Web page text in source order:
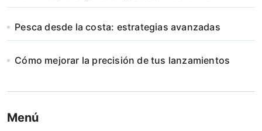
Pesca desde la costa: estrategias avanzadas
Cómo mejorar la precisión de tus lanzamientos
Menú